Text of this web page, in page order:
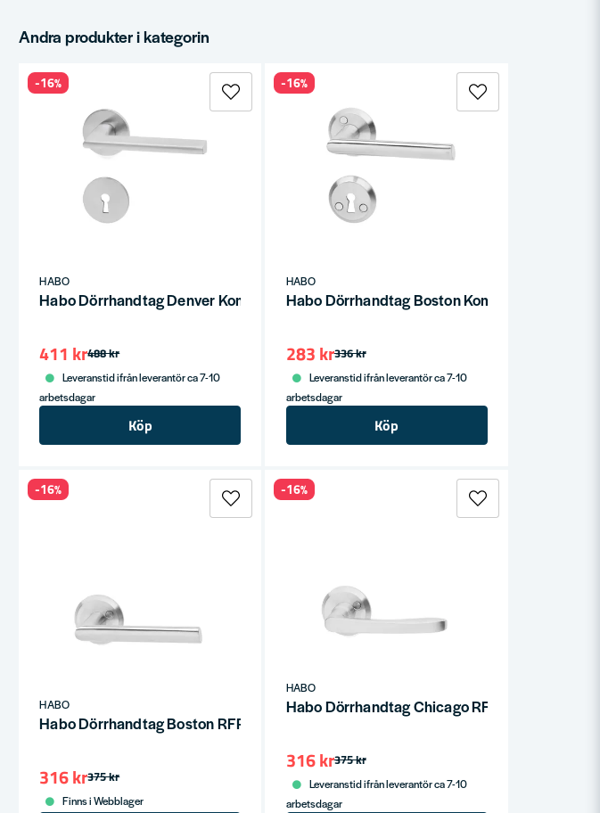
Andra produkter i kategorin
HABO
Habo Dörrhandtag Denver Kombi Borstad krom SB
488 kr
411 kr
Leveranstid ifrån leverantör ca 7-10
arbetsdagar
Köp
-16%
HABO
Habo Dörrhandtag Boston Kombi RFR SB
336 kr
283 kr
Leveranstid ifrån leverantör ca 7-10
arbetsdagar
Köp
-16%
HABO
Habo Dörrhandtag Boston RFR SB
375 kr
316 kr
Finns i Webblager
-16%
HABO
Habo Dörrhandtag Chicago RFR SB
375 kr
316 kr
Leveranstid ifrån leverantör ca 7-10
arbetsdagar
-16%